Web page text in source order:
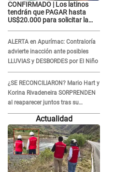
CONFIRMADO | Los latinos
tendrán que PAGAR hasta
US$20.000 para solicitar la
ALERTA en Apurímac: Contraloría
advierte inacción ante posibles
LLUVIAS y DESBORDES por El Niño
¿SE RECONCILIARON? Mario Hart y
Korina Rivadeneira SORPRENDEN
al reaparecer juntos tras su
DOLOROSA separación: “Que
Actualidad